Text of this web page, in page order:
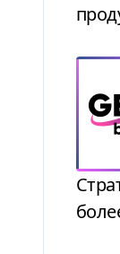
Стратегии роста от ПриватБанка, Atmosfera, ALVIVA GROUP, Bunny Academy и